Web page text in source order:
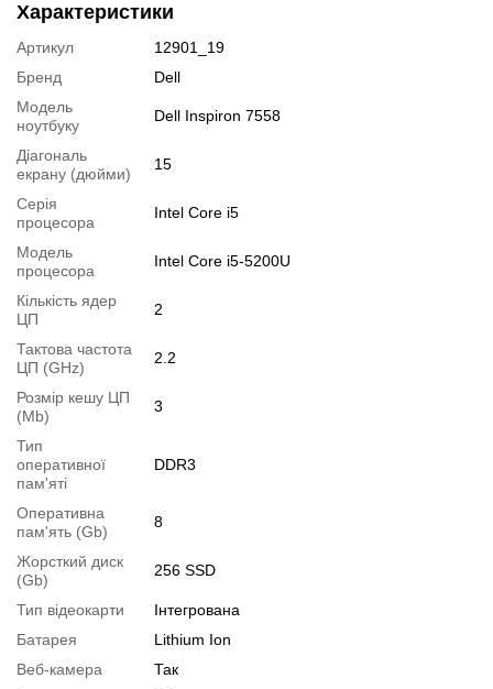
Характеристики
Артикул
12901_19
Бренд
Dell
Модель
ноутбуку
Dell Inspiron 7558
Діагональ
екрану (дюйми)
15
Серія
процесора
Intel Core i5
Модель
процесора
Intel Core i5-5200U
Кількість ядер
ЦП
2
Тактова частота
ЦП (GHz)
2.2
Розмір кешу ЦП
(Mb)
3
Тип
оперативної
пам'яті
DDR3
Оперативна
пам'ять (Gb)
8
Жорсткий диск
(Gb)
256 SSD
Тип відеокарти
Інтегрована
Батарея
Lithium Ion
Веб-камера
Так